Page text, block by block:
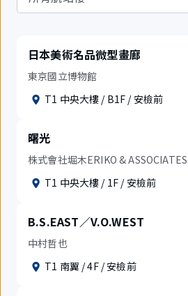
日本美術名品微型畫廊
東京國立博物館
T1 中央大樓 / B1F / 安檢前
曙光
株式會社堀木ERIKO &
T1 中央大樓 / 1F / 安檢前
B.S.EAST／V.O.WEST
中村哲也
T1 南翼 / 4F / 安檢前